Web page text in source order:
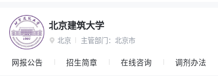
北京建筑大学
 北京 主管部门： 北京市
网报公告 招生简章 在线咨询 调剂办法